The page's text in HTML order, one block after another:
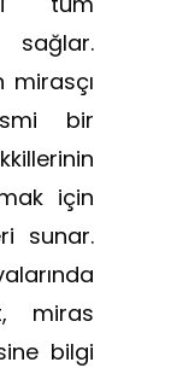
mirasçı
bir
için
sunar.
miras
bilgi